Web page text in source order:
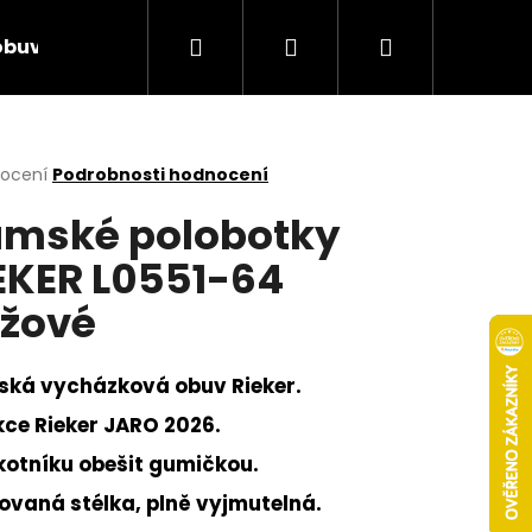
Rieker Výprodej AKCE týdne
Hledat PřihlášeníNákupní
Podrobnosti hodnocení
polobotky
L0551-64
vycházková obuv Rieker.
Rieker JARO 2026.
obešit gumičkou.
stélka, plně vyjmutelná.